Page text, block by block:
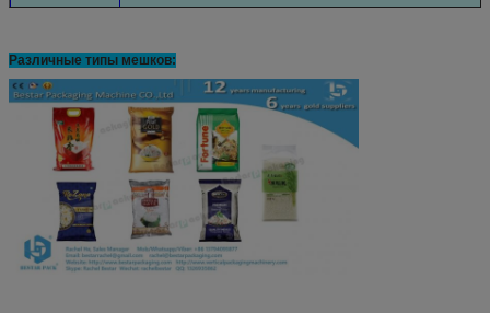
Примечание
1Машинное напряжение 220 В, однофазное, можно
Различные типы мешков: